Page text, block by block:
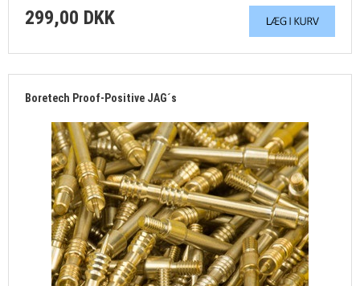
299,00 DKK
Boretech Proof-Positive JAG´s